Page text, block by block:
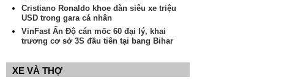
Cristiano Ronaldo khoe dàn siêu xe triệu
USD trong gara cá nhân
VinFast Ấn Độ cán mốc 60 đại lý, khai
trương cơ sở 3S đầu tiên tại bang Bihar
XE VÀ THỢ